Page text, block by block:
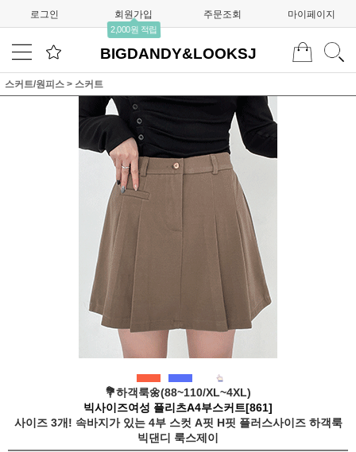
로그인 회원가입
2,000원 적립
주문조회 마이페이지
BIGDANDY&LOOKSJ
스커트/원피스 > 스커트
💐하객룩🌼(88~110/XL~4XL)
빅사이즈여성 플리츠A4부스커트[861]
사이즈 3개! 속바지가 있는 4부 스컷 A핏 H핏 플러스사이즈 하객룩
빅댄디 룩스제이